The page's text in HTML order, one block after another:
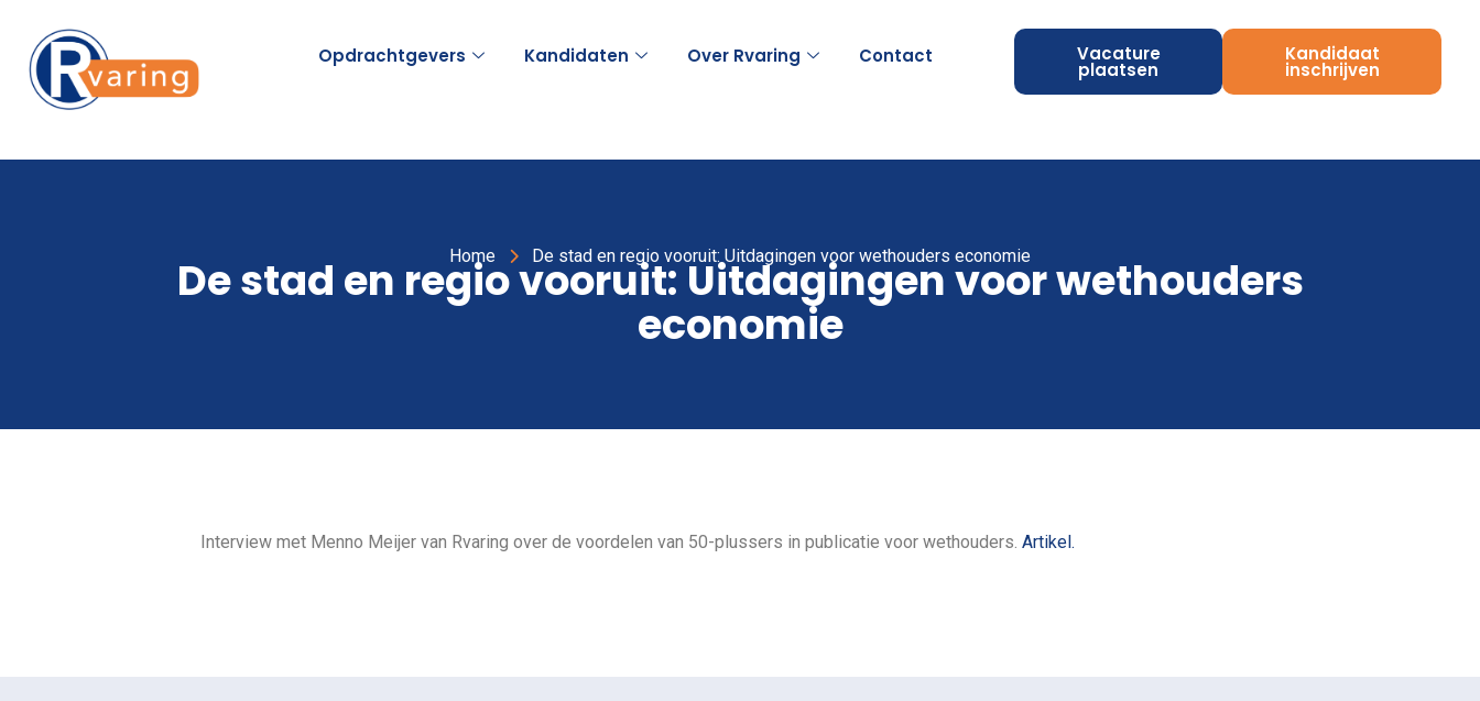
Opdrachtgevers Kandidaten Over Rvaring Contact Vacature
plaatsen
Kandidaat
inschrijven
Home De stad en regio vooruit: Uitdagingen voor wethouders economie
De stad en regio vooruit: Uitdagingen voor wethouders
economie
Interview met Menno Meijer van Rvaring over de voordelen van 50-plussers in publicatie voor wethouders. Artikel.